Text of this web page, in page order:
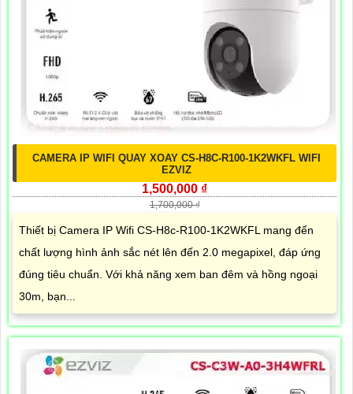
CAMERA IP WIFI QUAY XOAY CS-H8C-R100-1K2WKFL WIFI
EZVIZ
1,500,000 ₫
1,700,000 ₫
Thiết bị Camera IP Wifi CS-H8c-R100-1K2WKFL mang đến
chất lượng hình ảnh sắc nét lên đến 2.0 megapixel, đáp ứng
đúng tiêu chuẩn. Với khả năng xem ban đêm và hồng ngoại
30m, bạn...